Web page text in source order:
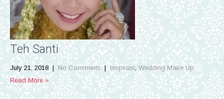
Teh Santi
July 21, 2018 | No Comments |Inspirasi, Wedding Make Up
Read More »